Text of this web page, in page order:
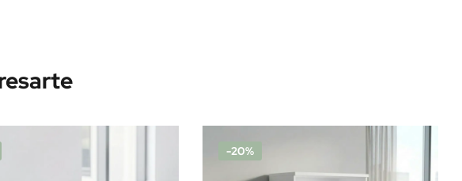
-20%